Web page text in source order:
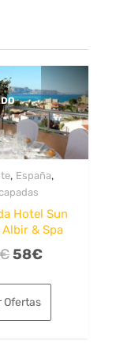
, España,
Hotel Sun
Albir & Spa
El
original
era:
58€El
es:
Ofertas